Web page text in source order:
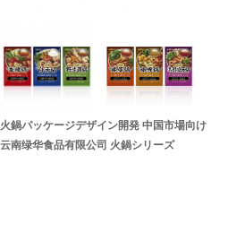
火鍋パッケージデザイン開発 中国市場向け
云南绿华食品有限公司 火鍋シリーズ